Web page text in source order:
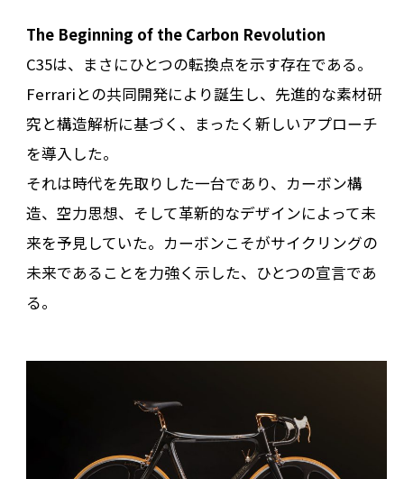
The Beginning of the Carbon Revolution
C35は、まさにひとつの転換点を示す存在である。
Ferrariとの共同開発により誕生し、先進的な素材研
究と構造解析に基づく、まったく新しいアプローチ
を導入した。
それは時代を先取りした一台であり、カーボン構
造、空力思想、そして革新的なデザインによって未
来を予見していた。カーボンこそがサイクリングの
未来であることを力強く示した、ひとつの宣言であ
る。